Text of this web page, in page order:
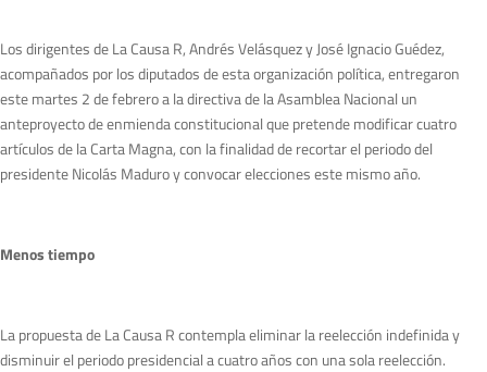
Los dirigentes de La Causa R, Andrés Velásquez y José Ignacio Guédez,
acompañados por los diputados de esta organización política, entregaron
este martes 2 de febrero a la directiva de la Asamblea Nacional un
anteproyecto de enmienda constitucional que pretende modificar cuatro
artículos de la Carta Magna, con la finalidad de recortar el periodo del
presidente Nicolás Maduro y convocar elecciones este mismo año.
Menos tiempo
La propuesta de La Causa R contempla eliminar la reelección indefinida y
disminuir el periodo presidencial a cuatro años con una sola reelección.